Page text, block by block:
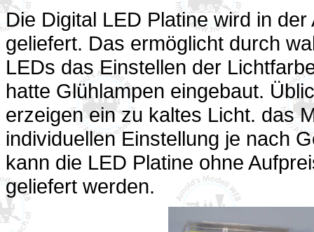
Die Digital LED Platine wird in
geliefert. Das ermöglicht durch
LEDs das Einstellen der
hatte Glühlampen eingebaut.
erzeigen ein zu kaltes Licht. das
individuellen Einstellung je nach
kann die LED Platine ohne
geliefert werden.